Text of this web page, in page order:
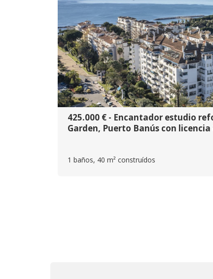
425.000 € - Encantador estudio
Garden, Puerto Banús con
1 baños, 40 m² construídos